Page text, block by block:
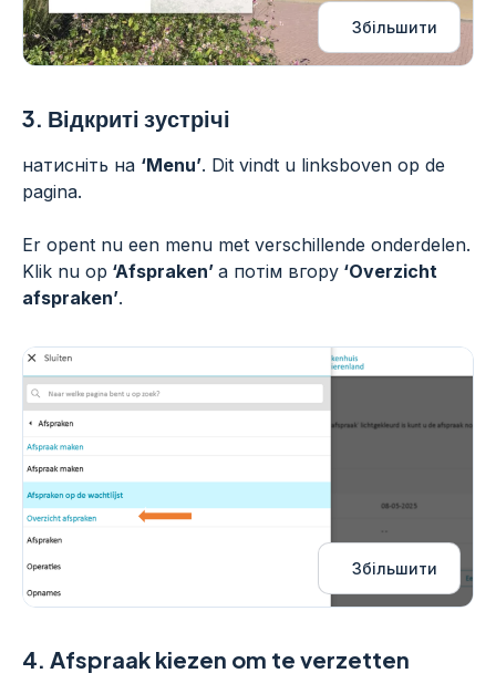
Збільшити
3. Відкриті зустрічі
натисніть на ‘Menu’. Dit vindt u linksboven op de
pagina.
Er opent nu een menu met verschillende onderdelen.
Klik nu op ‘Afspraken’ а потім вгору ‘Overzicht
afspraken’.
Збільшити
4. Afspraak kiezen om te verzetten